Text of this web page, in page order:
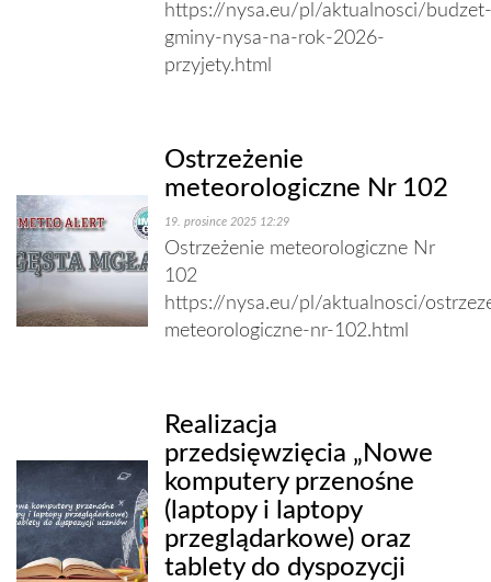
https://nysa.eu/pl/aktualnosci/budzet-
gminy-nysa-na-rok-2026-
przyjety.html
Ostrzeżenie
meteorologiczne Nr 102
19. prosince 2025 12:29
Ostrzeżenie meteorologiczne Nr
102
https://nysa.eu/pl/aktualnosci/
meteorologiczne-nr-102.html
Realizacja
przedsięwzięcia „Nowe
komputery przenośne
(laptopy i laptopy
przeglądarkowe) oraz
tablety do dyspozycji